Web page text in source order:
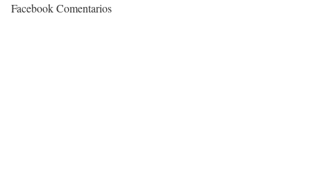
Facebook Comentarios